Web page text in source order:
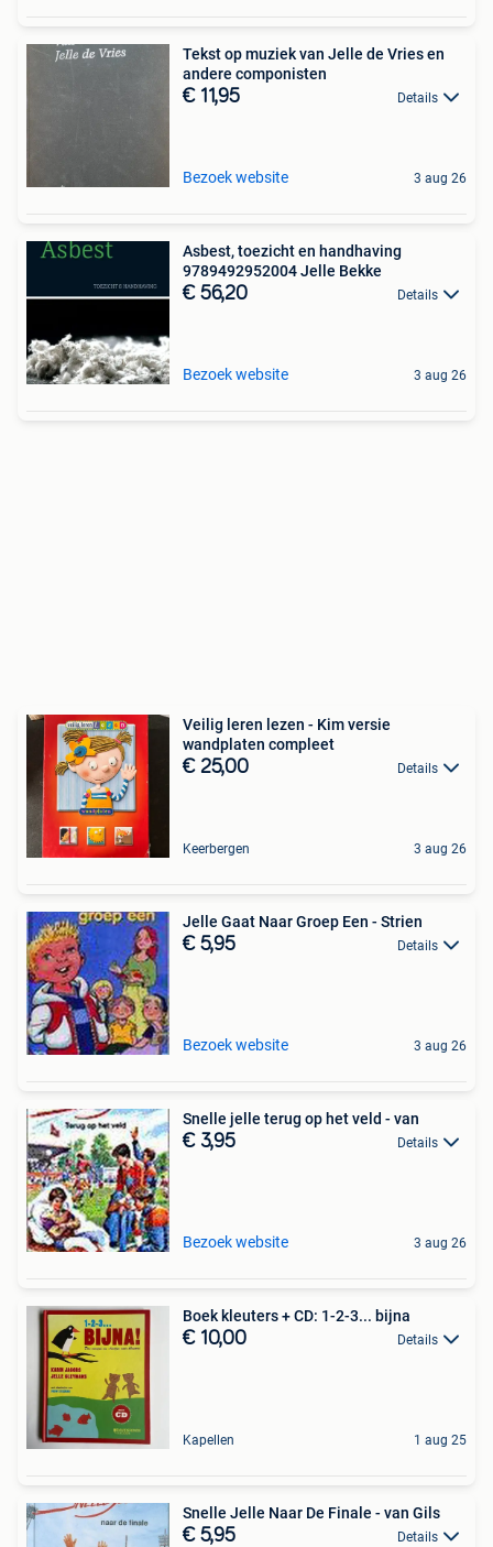
Tekst op muziek van Jelle de Vries en
andere componisten
€ 11,95 Details
Bezoek website 3 aug 26
Asbest, toezicht en handhaving
9789492952004 Jelle Bekke
€ 56,20 Details
Bezoek website 3 aug 26
Veilig leren lezen - Kim versie
wandplaten compleet
€ 25,00 Details
Keerbergen 3 aug 26
Jelle Gaat Naar Groep Een - Strien
€ 5,95 Details
Bezoek website 3 aug 26
Snelle jelle terug op het veld - van
€ 3,95 Details
Bezoek website 3 aug 26
Boek kleuters + CD: 1-2-3... bijna
€ 10,00 Details
Kapellen 1 aug 25
Snelle Jelle Naar De Finale - van Gils
€ 5,95 Details